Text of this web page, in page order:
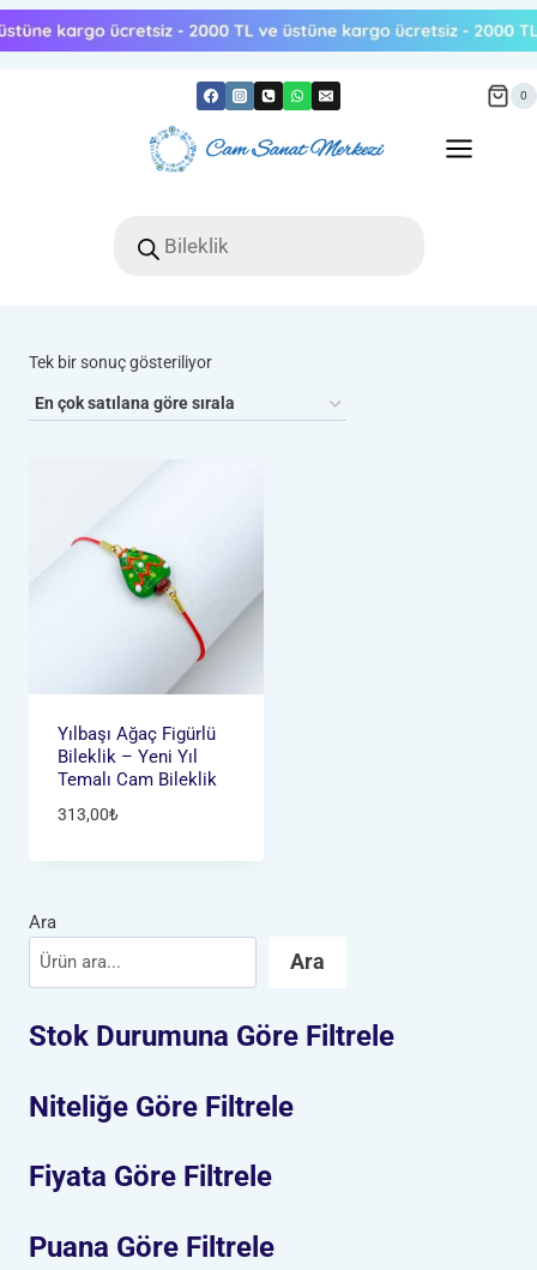
Skip
to
0
search
Tek bir sonuç gösteriliyor
Yılbaşı Ağaç Figürlü
Bileklik – Yeni Yıl
Temalı Cam Bileklik
313,00₺
Ara
Ara
Stok Durumuna Göre Filtrele
Niteliğe Göre Filtrele
Fiyata Göre Filtrele
Puana Göre Filtrele